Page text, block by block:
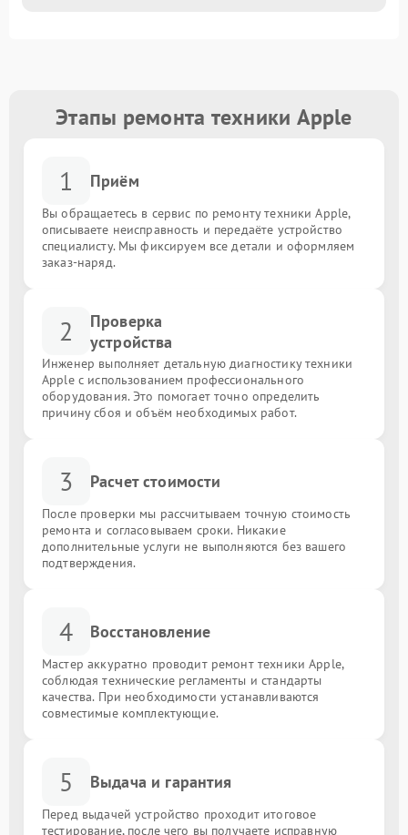
Этапы ремонта техники Apple
1 Приём
Вы обращаетесь в сервис по ремонту техники Apple,
описываете неисправность и передаёте устройство
специалисту. Мы фиксируем все детали и оформляем
заказ-наряд.
2
Проверка
устройства
Инженер выполняет детальную диагностику техники
Apple с использованием профессионального
оборудования. Это помогает точно определить
причину сбоя и объём необходимых работ.
3 Расчет стоимости
После проверки мы рассчитываем точную стоимость
ремонта и согласовываем сроки. Никакие
дополнительные услуги не выполняются без вашего
подтверждения.
4 Восстановление
Мастер аккуратно проводит ремонт техники Apple,
соблюдая технические регламенты и стандарты
качества. При необходимости устанавливаются
совместимые комплектующие.
5 Выдача и гарантия
Перед выдачей устройство проходит итоговое
тестирование, после чего вы получаете исправную